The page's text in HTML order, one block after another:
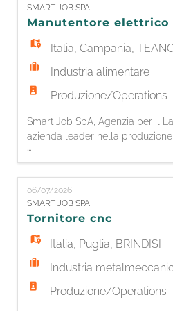
degli interventi di manutenzione
straordinaria e preventiva; -
priori
SMART JOB SPA
Manutentore elettrico
Italia,Campania,
Industria alimentare
Produzione/Operations
Smart Job SpA, Agenzia per il
azienda leader nella
bottiglia, è alla ricerca di 1
ELETTRICO. Responsabilità: -
elettrica ordinaria e
produttivi; - Ricerca guasti e
funzionalità degli impianti; -
elettrici, sensori, mo
06/07/2026
SMART JOB SPA
Tornitore cnc
Italia, Puglia, BRINDISI
Industria
Produzione/Operations